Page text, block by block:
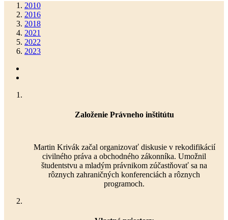
2010
2016
2018
2021
2022
2023
Založenie Právneho inštitútu
Martin Krivák začal organizovať diskusie v rekodifikácií
civilného práva a obchodného zákonníka. Umožnil
študentstvu a mladým právnikom zúčastňovať sa na
rôznych zahraničných konferenciách a rôznych
programoch.